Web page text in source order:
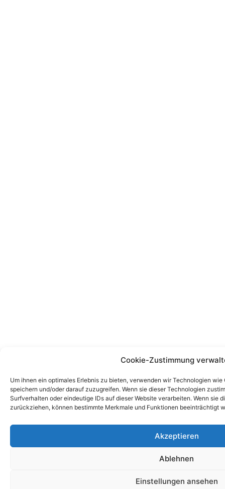
Cookie-Zustimmung
Um ihnen ein optimales Erlebnis zu bieten, verwenden wir Technologien
speichern und/oder darauf zuzugreifen. Wenn sie dieser Technologien
Surfverhalten oder eindeutige IDs auf dieser Website verarbeiten. Wenn sie
zurückziehen, können bestimmte Merkmale und Funktionen beeinträchtigt
Akzeptieren
Ablehnen
Einstellungen ansehen